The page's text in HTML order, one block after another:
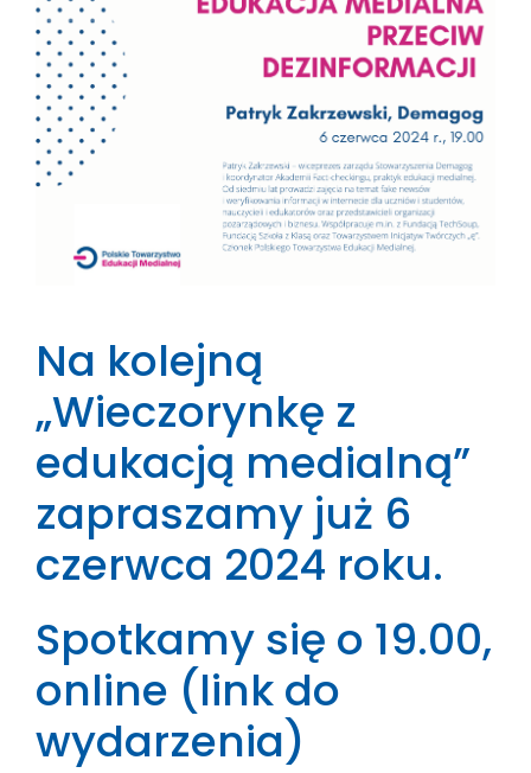
Na kolejną
„Wieczorynkę z
edukacją medialną”
zapraszamy już 6
czerwca 2024 roku.
Spotkamy się o 19.00,
online (link do
wydarzenia)